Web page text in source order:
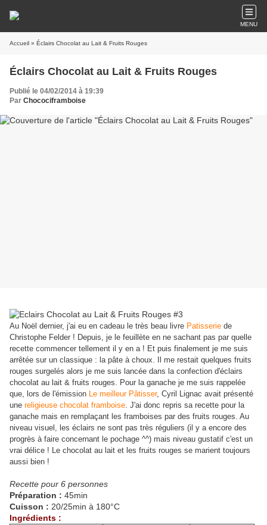
MENU
Accueil » Éclairs Chocolat au Lait & Fruits Rouges
Éclairs Chocolat au Lait & Fruits Rouges
Publié le 04/02/2014 à 19:39
Par Chocociframboise
Au Noël dernier, j'ai eu en cadeau le très beau livre Patisserie de
Christophe Felder ! Depuis, je le feuillète en ne sachant pas par quelle
recette commencer tellement il y en a ! Et puis finalement je me suis
arrêtée sur un classique : la pâte à choux. Il me restait quelques fruits
rouges surgelés alors je me suis lancée dans la confection d'éclairs
chocolat au lait & fruits rouges. Pour la ganache je me suis rappelée
que, lors de l'émission Le meilleur Pâtisser, Cyril Lignac avait présenté
une religieuse chocolat framboise. J'ai donc repris sa recette pour la
ganache mais en remplaçant les framboises par des fruits rouges. Au
niveau visuel, les éclairs ne sont pas très réguliers (il y a encore des
progrès à faire concernant le pochage ^^) mais niveau gustatif c'est un
vrai délice ! Le chocolat au lait et les fruits rouges se marient toujours
aussi bien !
Recette pour 6 personnes
Préparation : 45min
Cuisson : 20/25min à 180°C
Ingrédients :